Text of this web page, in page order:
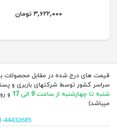
۳,۶۲۲,۰۰۰ تومان
قیمت های درج شده در مقابل محصولات
سراسر کشور توسط شرکتهای باربری و
شنبه تا چهارشنبه از ساعت 9 الی 17
و
میباشد)
44432685